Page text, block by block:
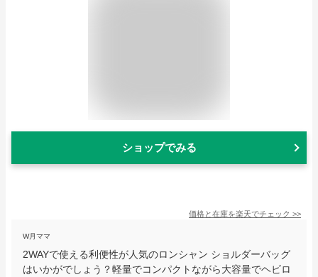
ショップでみる
価格と在庫を楽天でチェック >>
W月ママ
2WAYで使える利便性が人気のロンシャン ショルダーバッグ
はいかがでしょう？軽量でコンパクトながら大容量でヘビロ